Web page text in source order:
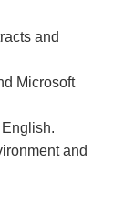
and
Microsoft
and